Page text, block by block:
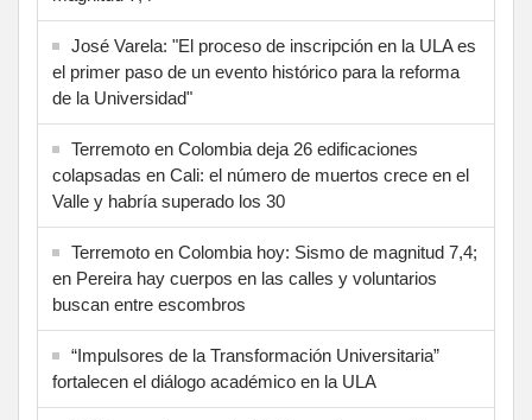
José Varela: "El proceso de inscripción en la ULA es
el primer paso de un evento histórico para la reforma
de la Universidad"
Terremoto en Colombia deja 26 edificaciones
colapsadas en Cali: el número de muertos crece en el
Valle y habría superado los 30
Terremoto en Colombia hoy: Sismo de magnitud 7,4;
en Pereira hay cuerpos en las calles y voluntarios
buscan entre escombros
“Impulsores de la Transformación Universitaria”
fortalecen el diálogo académico en la ULA